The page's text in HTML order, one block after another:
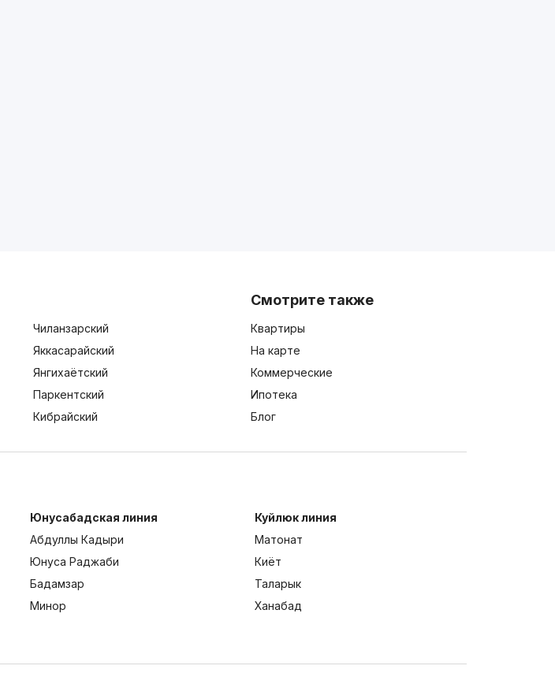
Чиланзарский
Яккасарайский
Янгихаётский
Паркентский
Кибрайский
Смотрите также
Квартиры
На карте
Коммерческие
Ипотека
Блог
Юнусабадская линия
Абдуллы Кадыри
Юнуса Раджаби
Бадамзар
Минор
Куйлюк линия
Матонат
Киёт
Таларык
Ханабад